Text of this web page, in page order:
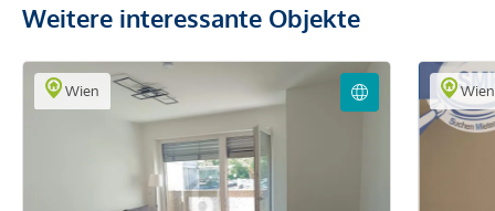
Weitere interessante Objekte
Wien Wien